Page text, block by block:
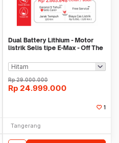
Dual Battery Lithium - Motor
listrik Selis tipe E-Max - Off The
Rp29.000.000
Rp 24.999.000
1
Tangerang